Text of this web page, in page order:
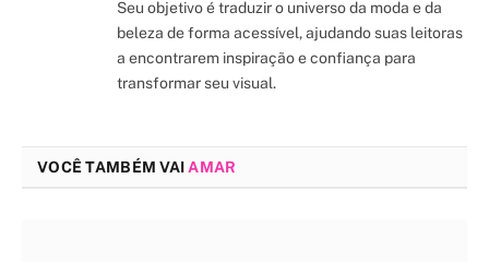
Seu objetivo é traduzir o universo da moda e da
beleza de forma acessível, ajudando suas leitoras
a encontrarem inspiração e confiança para
transformar seu visual.
VOCÊ TAMBÉM VAIAMAR